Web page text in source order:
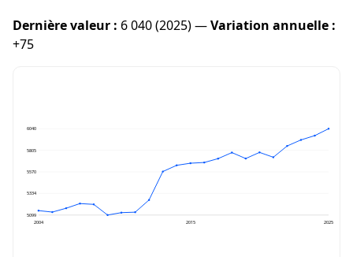
Dernière valeur : 6 040 (2025) —Variation annuelle :
+75
6040
5805
5570
5334
5099
2004
2015 2025